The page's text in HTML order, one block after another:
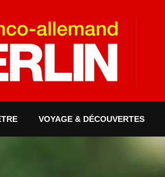
VOYAGE & DÉCOUVERTES